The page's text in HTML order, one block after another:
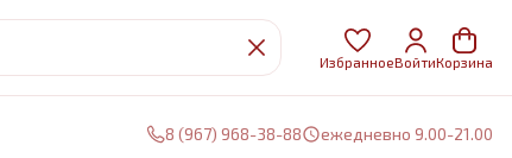
ИзбранноеВойтиКорзина
8 (967) 968-38-88 ежедневно 9.00-21.00